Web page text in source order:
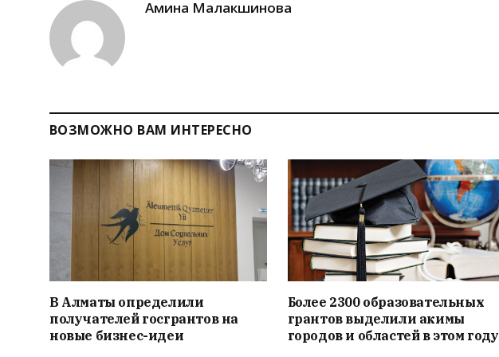
Амина Малакшинова
ВОЗМОЖНО ВАМ ИНТЕРЕСНО
В Алматы определили
получателей госгрантов на
новые бизнес-идеи
Более 2300 образовательных
грантов выделили акимы
городов и областей в этом году